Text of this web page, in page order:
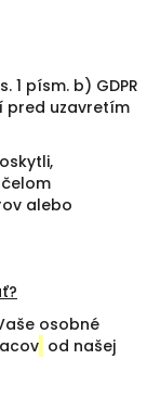
písm. b) GDPR
pred uzavretím
alebo
osobné
od našej